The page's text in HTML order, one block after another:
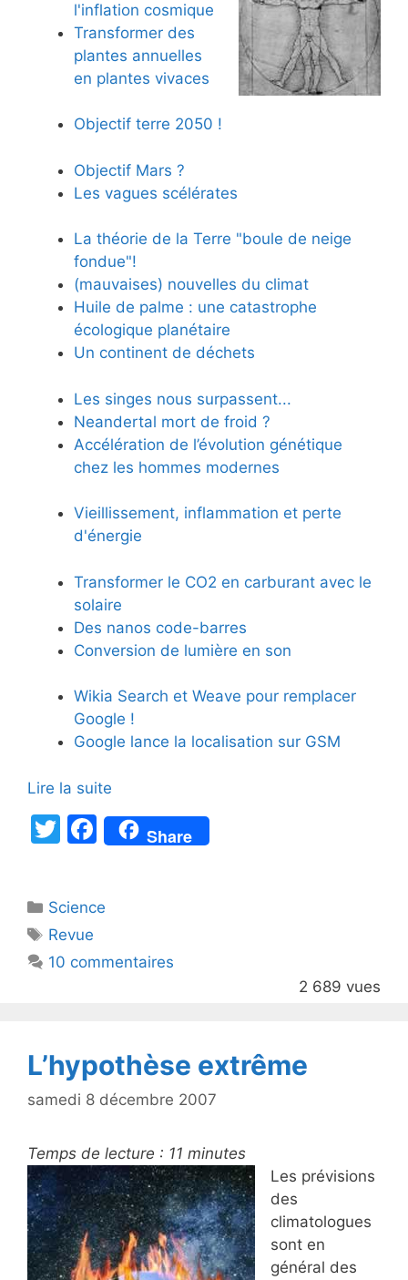
l'inflation cosmique
Transformer des
plantes annuelles
en plantes vivaces
Objectif terre 2050 !
Objectif Mars ?
Les vagues scélérates
La théorie de la Terre "boule de neige
fondue"!
(mauvaises) nouvelles du climat
Huile de palme : une catastrophe
écologique planétaire
Un continent de déchets
Les singes nous surpassent...
Neandertal mort de froid ?
Accélération de l’évolution génétique
chez les hommes modernes
Vieillissement, inflammation et perte
d'énergie
Transformer le CO2 en carburant avec le
solaire
Des nanos code-barres
Conversion de lumière en son
Wikia Search et Weave pour remplacer
Google !
Google lance la localisation sur GSM
Lire la suite
T
er
F
a
e
o
Share
Catégories
Science
Étiquettes
Revue
10 commentaires
2 689 vues
L’hypothèse extrême
samedi 8 décembre 2007
Temps de lecture : 11 minutes
Les prévisions
des
climatologues
sont en
général des